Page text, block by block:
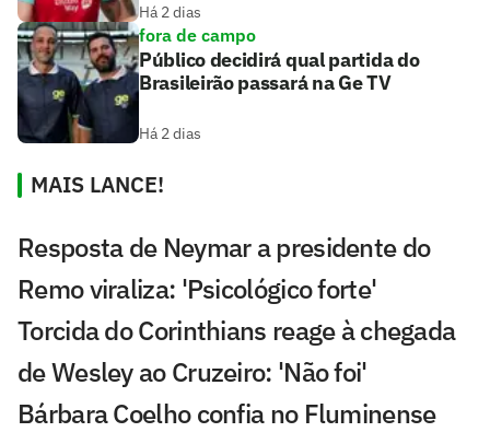
Há 2 dias
fora de campo
Público decidirá qual partida do
Brasileirão passará na Ge TV
Há 2 dias
MAIS LANCE!
Resposta de Neymar a presidente do
Remo viraliza: 'Psicológico forte'
Torcida do Corinthians reage à chegada
de Wesley ao Cruzeiro: 'Não foi'
Bárbara Coelho confia no Fluminense